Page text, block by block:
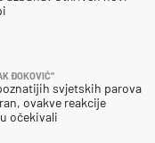
ĐOKOVIĆ"
svjetskih parova
ovakve reakcije
očekivali